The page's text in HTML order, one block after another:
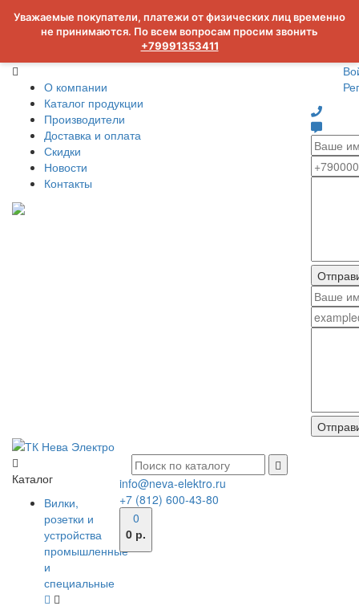
Уважаемые покупатели, платежи от физических лиц временно
не принимаются. По всем вопросам просим звонить
+79991353411
О компании
Каталог продукции
Производители
Доставка и оплата
Скидки
Новости
Контакты
Каталог
Вилки,
розетки и
устройства
промышленные
и
специальные
info@neva-elektro.ru
+7 (812) 600-43-80
0
0 р.